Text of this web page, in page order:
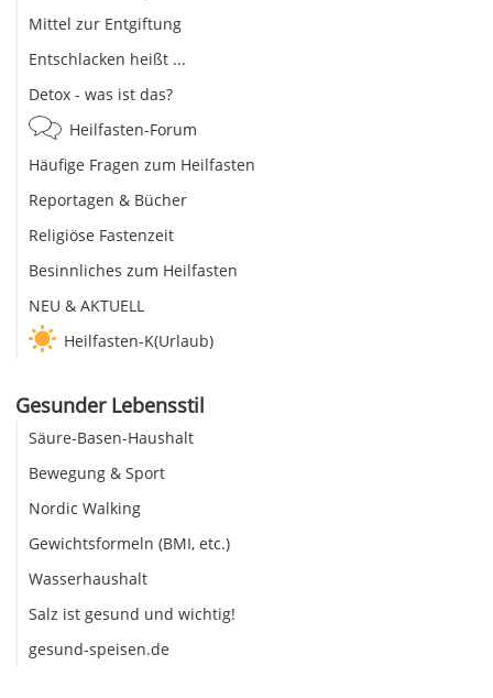
Mittel zur Entgiftung
Entschlacken heißt ...
Detox - was ist das?
Heilfasten-Forum
Häufige Fragen zum Heilfasten
Reportagen & Bücher
Religiöse Fastenzeit
Besinnliches zum Heilfasten
NEU & AKTUELL
Heilfasten-K(Urlaub)
Gesunder Lebensstil
Säure-Basen-Haushalt
Bewegung & Sport
Nordic Walking
Gewichtsformeln (BMI, etc.)
Wasserhaushalt
Salz ist gesund und wichtig!
gesund-speisen.de